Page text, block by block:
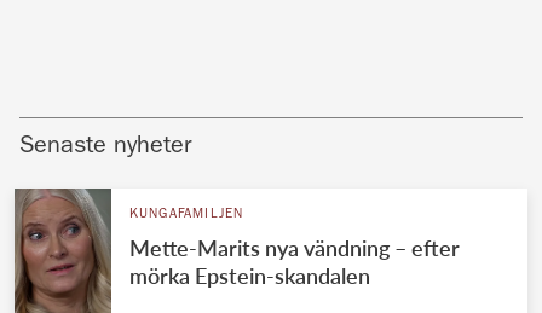
Senaste nyheter
KUNGAFAMILJEN
Mette-Marits nya vändning – efter
mörka Epstein-skandalen